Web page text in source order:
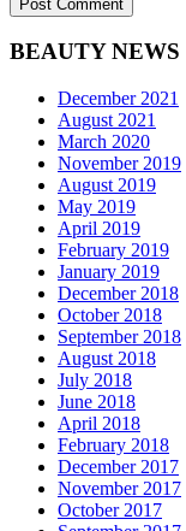
BEAUTY NEWS
December 2021
August 2021
March 2020
November 2019
August 2019
May 2019
April 2019
February 2019
January 2019
December 2018
October 2018
September 2018
August 2018
July 2018
June 2018
April 2018
February 2018
December 2017
November 2017
October 2017